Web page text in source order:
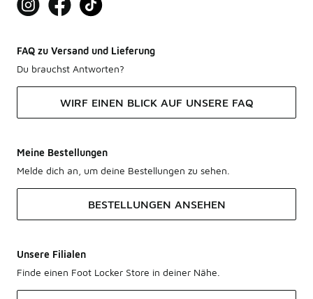
FAQ zu Versand und Lieferung
Du brauchst Antworten?
WIRF EINEN BLICK AUF UNSERE FAQ
Meine Bestellungen
Melde dich an, um deine Bestellungen zu sehen.
BESTELLUNGEN ANSEHEN
Unsere Filialen
Finde einen Foot Locker Store in deiner Nähe.